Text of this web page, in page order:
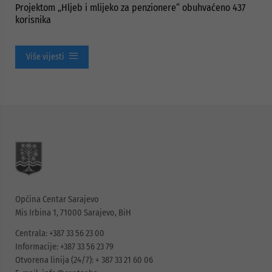
Projektom „Hljeb i mlijeko za penzionere“ obuhvaćeno 437
korisnika
Više vijesti
Općina Centar Sarajevo
Mis Irbina 1, 71000 Sarajevo, BiH
Centrala: +387 33 56 23 00
Informacije: +387 33 56 23 79
Otvorena linija (24/7): + 387 33 21 60 06